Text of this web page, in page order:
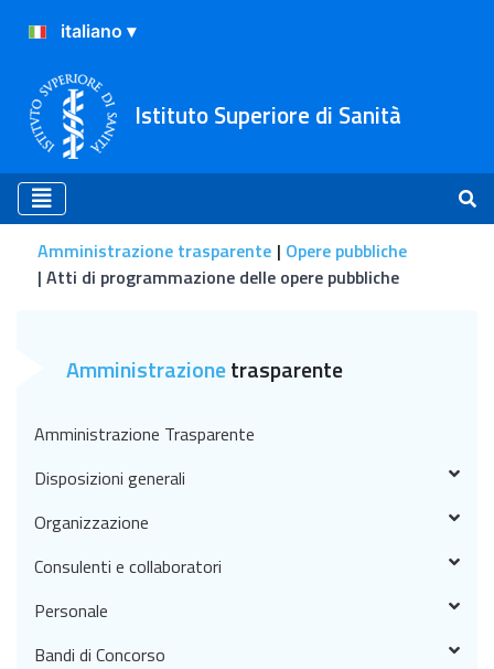
Istituto Superiore di Sanità
Amministrazione trasparente Opere pubbliche
Atti di programmazione delle opere pubbliche
Amministrazionetrasparente
Amministrazione Trasparente
Disposizioni generali
Organizzazione
Consulenti e collaboratori
Personale
Bandi di Concorso